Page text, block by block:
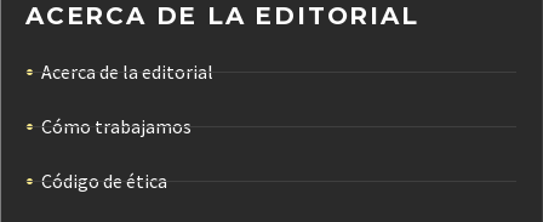
ACERCA DE LA EDITORIAL
Acerca de la editorial
Cómo trabajamos
Código de ética